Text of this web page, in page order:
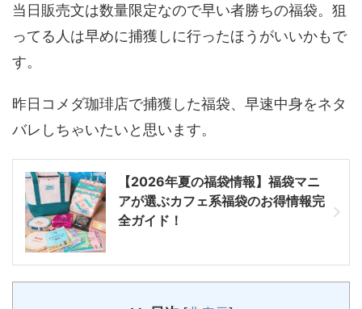
当日販売文は数量限定なので早い者勝ちの福袋。狙
ってる人は早めに捕獲しに行ったほうがいいかもで
す。
昨日コメダ珈琲店で捕獲した福袋、早速中身をネタ
バレしちゃいたいと思います。
【2026年夏の福袋情報】福袋マニ
アが選ぶカフェ系福袋のお得情報完
全ガイド！